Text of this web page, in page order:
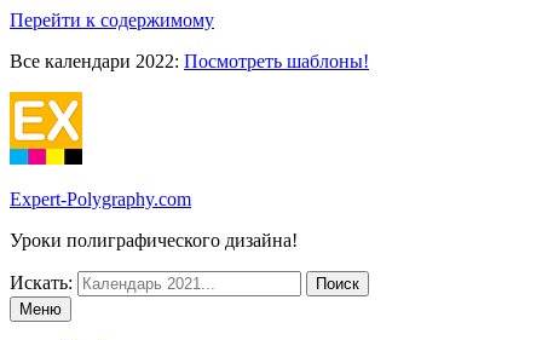
Перейти к содержимому
Все календари 2022: Посмотреть шаблоны!
Expert-Polygraphy.com
Уроки полиграфического дизайна!
Искать:
Меню